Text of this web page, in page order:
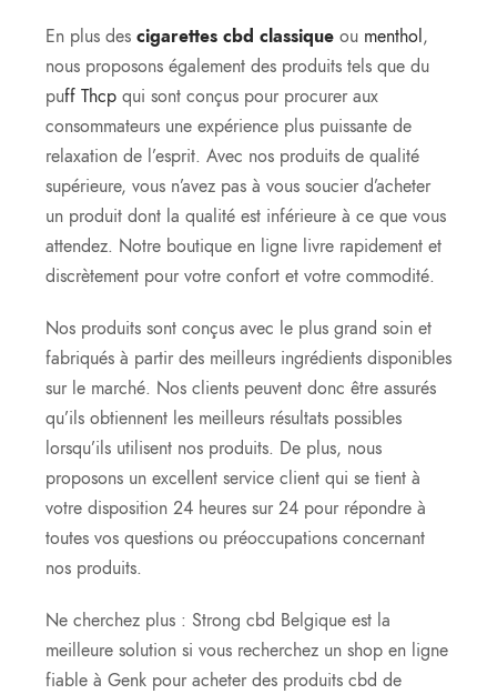
En plus des cigarettes cbd classique ou menthol,
nous proposons également des produits tels que du
puff Thcp qui sont conçus pour procurer aux
consommateurs une expérience plus puissante de
relaxation de l’esprit. Avec nos produits de qualité
supérieure, vous n’avez pas à vous soucier d’acheter
un produit dont la qualité est inférieure à ce que vous
attendez. Notre boutique en ligne livre rapidement et
discrètement pour votre confort et votre commodité.
Nos produits sont conçus avec le plus grand soin et
fabriqués à partir des meilleurs ingrédients disponibles
sur le marché. Nos clients peuvent donc être assurés
qu’ils obtiennent les meilleurs résultats possibles
lorsqu’ils utilisent nos produits. De plus, nous
proposons un excellent service client qui se tient à
votre disposition 24 heures sur 24 pour répondre à
toutes vos questions ou préoccupations concernant
nos produits.
Ne cherchez plus : Strong cbd Belgique est la
meilleure solution si vous recherchez un shop en ligne
fiable à Genk pour acheter des produits cbd de